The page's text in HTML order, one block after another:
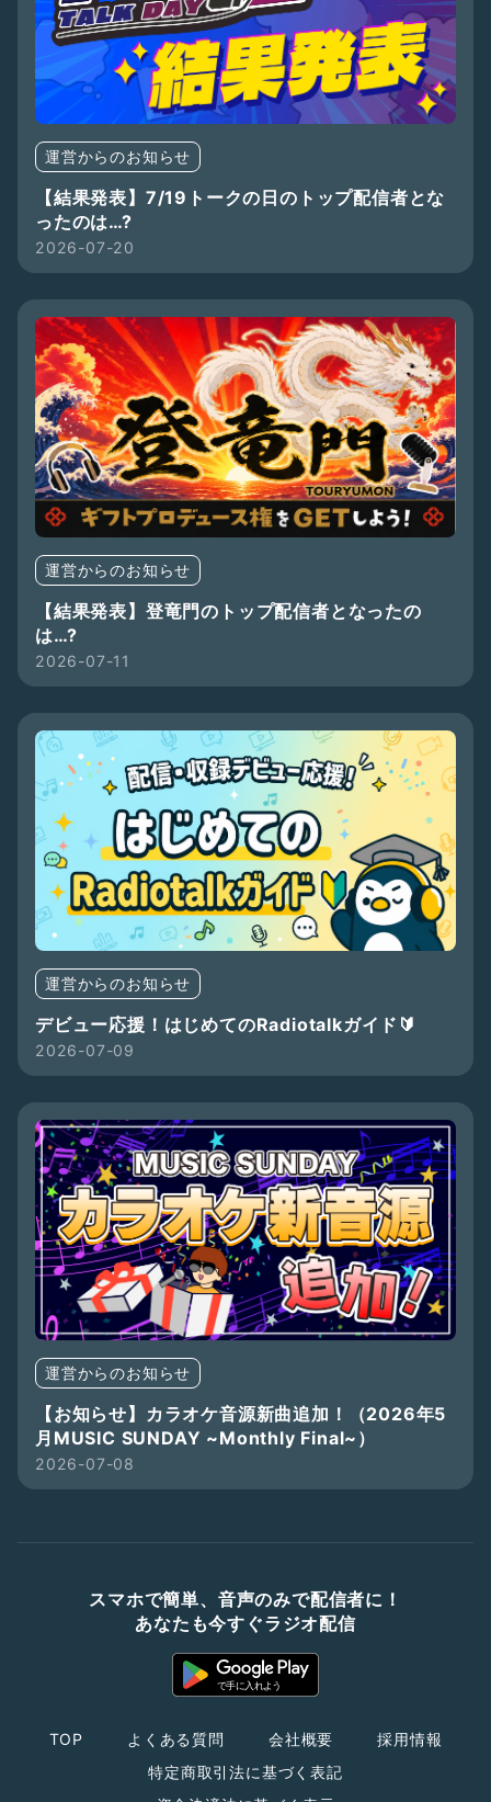
運営からのお知らせ
【結果発表】7/19トークの日のトップ配信者とな
ったのは…?
2026-07-20
運営からのお知らせ
【結果発表】登竜門のトップ配信者となったの
は…?
2026-07-11
運営からのお知らせ
デビュー応援！はじめてのRadiotalkガイド🔰
2026-07-09
運営からのお知らせ
【お知らせ】カラオケ音源新曲追加！（2026年5
月MUSIC SUNDAY ~Monthly Final~）
2026-07-08
スマホで簡単、音声のみで配信者に！
あなたも今すぐラジオ配信
TOP よくある質問 会社概要
採用情報
特定商取引法に基づく表記